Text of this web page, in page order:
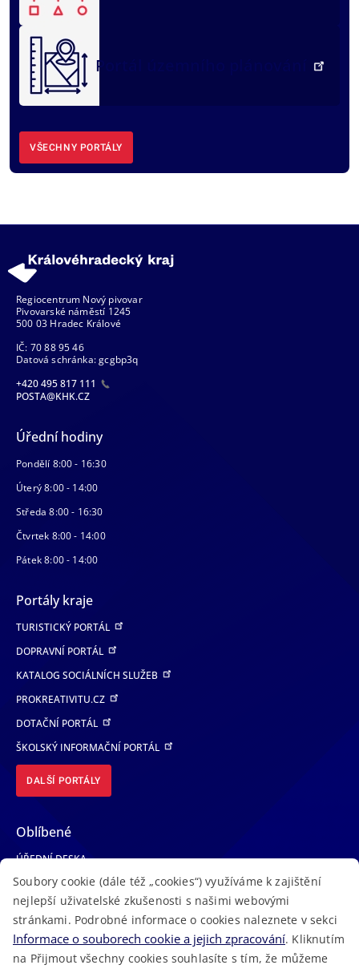
Portál územního plánování
VŠECHNY PORTÁLY
Regiocentrum Nový pivovar
Pivovarské náměstí 1245
500 03 Hradec Králové
IČ: 70 88 95 46
Datová schránka: gcgbp3q
+420 495 817 111
POSTA@KHK.CZ
Úřední hodiny
Pondělí 8:00 - 16:30
Úterý 8:00 - 14:00
Středa 8:00 - 16:30
Čtvrtek 8:00 - 14:00
Pátek 8:00 - 14:00
Portály kraje
TURISTICKÝ PORTÁL
DOPRAVNÍ PORTÁL
KATALOG SOCIÁLNÍCH SLUŽEB
PROKREATIVITU.CZ
DOTAČNÍ PORTÁL
ŠKOLSKÝ INFORMAČNÍ PORTÁL
DALŠÍ PORTÁLY
Oblíbené
ÚŘEDNÍ DESKA
TELEFONNÍ SEZNAM
LÉKAŘSKÁ POHOTOVOST
VOLNÁ MÍSTA
AKTUALITY
Soubory cookie (dále též „cookies“) využíváme k zajištění
nejlepší uživatelské zkušenosti s našimi webovými
stránkami. Podrobné informace o cookies naleznete v sekci
Informace o souborech cookie a jejich zpracování. Kliknutím
na Přijmout všechny cookies souhlasíte s tím, že můžeme